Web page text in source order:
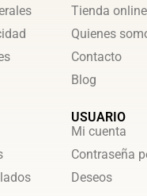
Tienda online
Quienes
Contacto
Blog
USUARIO
Mi cuenta
Contraseña
Deseos